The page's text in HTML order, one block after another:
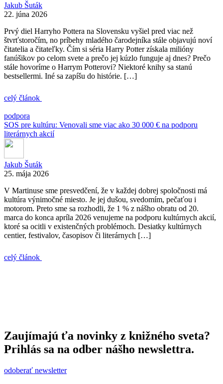
Jakub Šuták
22. júna 2026
Prvý diel Harryho Pottera na Slovensku vyšiel pred viac než
štvrťstoročím, no príbehy mladého čarodejníka stále objavujú noví
čitatelia a čitateľky. Čím si séria Harry Potter získala milióny
fanúšikov po celom svete a prečo jej kúzlo funguje aj dnes? Prečo
stále hovoríme o Harrym Potterovi? Niektoré knihy sa stanú
bestsellermi. Iné sa zapíšu do histórie. […]
celý článok
podpora
SOS pre kultúru: Venovali sme viac ako 30 000 € na podporu
literárnych akcií
Jakub Šuták
25. mája 2026
V Martinuse sme presvedčení, že v každej dobrej spoločnosti má
kultúra výnimočné miesto. Je jej dušou, svedomím, pečaťou i
motorom. Preto sme sa rozhodli, že 1 % z nášho obratu od 20.
marca do konca apríla 2026 venujeme na podporu kultúrnych akcií,
ktoré sa ocitli v existenčných problémoch. Desiatky kultúrnych
centier, festivalov, časopisov či literárnych […]
celý článok
Zaujímajú ťa novinky z knižného sveta?
Prihlás sa na odber nášho newslettra.
odoberať newsletter